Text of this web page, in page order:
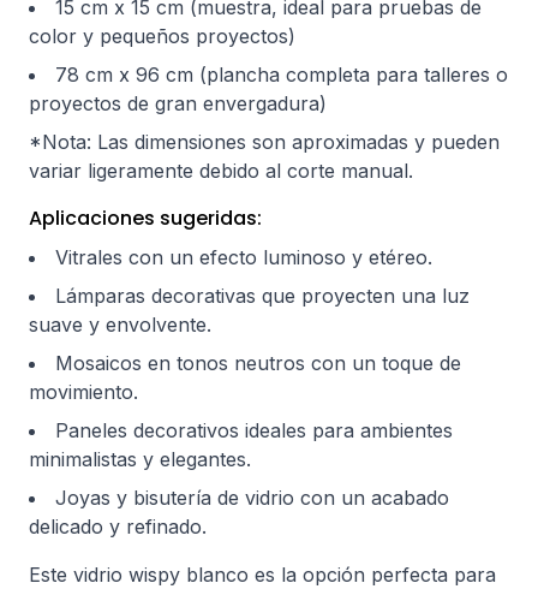
15 cm x 15 cm (muestra, ideal para pruebas de
color y pequeños proyectos)
78 cm x 96 cm (plancha completa para talleres o
proyectos de gran envergadura)
*Nota: Las dimensiones son aproximadas y pueden
variar ligeramente debido al corte manual.
Aplicaciones sugeridas:
Vitrales con un efecto luminoso y etéreo.
Lámparas decorativas que proyecten una luz
suave y envolvente.
Mosaicos en tonos neutros con un toque de
movimiento.
Paneles decorativos ideales para ambientes
minimalistas y elegantes.
Joyas y bisutería de vidrio con un acabado
delicado y refinado.
Este vidrio wispy blanco es la opción perfecta para